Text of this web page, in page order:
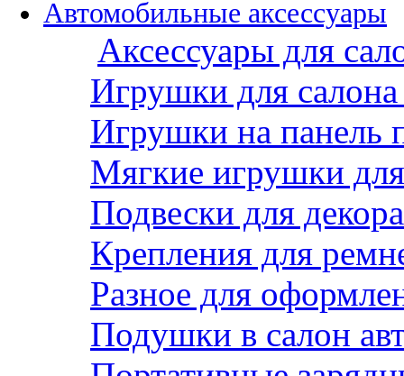
Автомобильные аксессуары
Аксессуары для
Игрушки для
Игрушки на панель
Мягкие игрушки
Подвески для декора
Крепления для
Разное для
Подушки в салон